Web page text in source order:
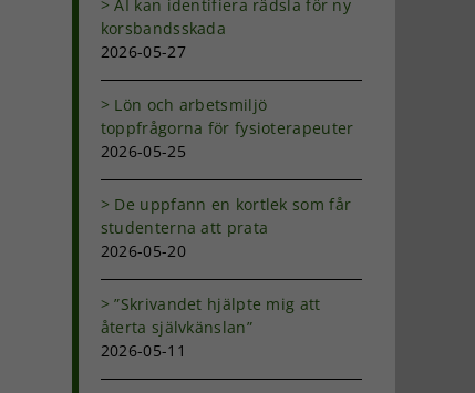
AI kan identifiera rädsla för ny
korsbandsskada
2026-05-27
Lön och arbetsmiljö
toppfrågorna för fysioterapeuter
2026-05-25
De uppfann en kortlek som får
studenterna att prata
2026-05-20
”Skrivandet hjälpte mig att
återta självkänslan”
2026-05-11